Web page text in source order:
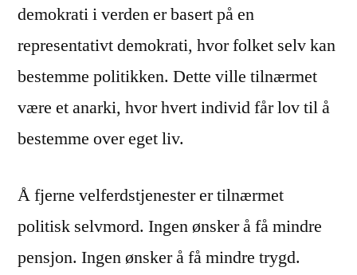
demokrati i verden er basert på en
representativt demokrati, hvor folket selv kan
bestemme politikken. Dette ville tilnærmet
være et anarki, hvor hvert individ får lov til å
bestemme over eget liv.
Å fjerne velferdstjenester er tilnærmet
politisk selvmord. Ingen ønsker å få mindre
pensjon. Ingen ønsker å få mindre trygd.